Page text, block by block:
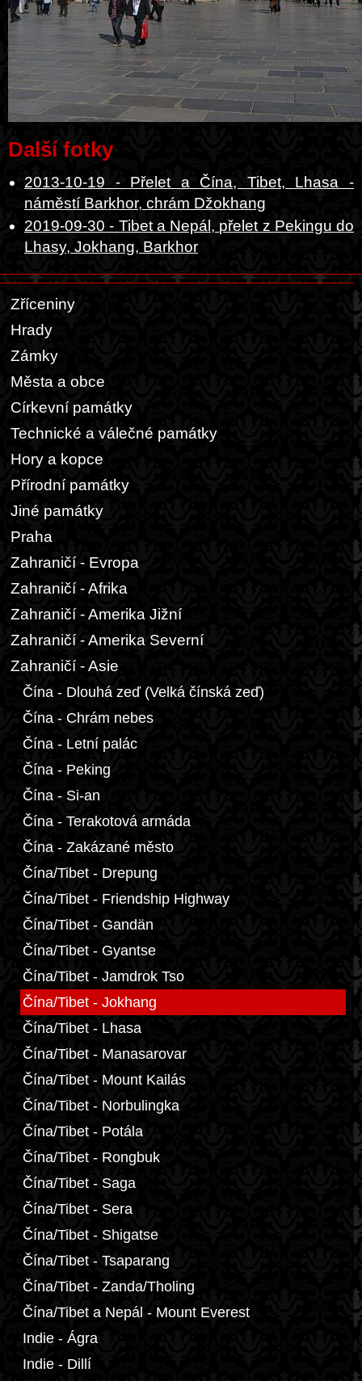
Další fotky
2013-10-19 - Přelet a Čína, Tibet, Lhasa -
náměstí Barkhor, chrám Džokhang
2019-09-30 - Tibet a Nepál, přelet z Pekingu do
Lhasy, Jokhang, Barkhor
Zříceniny
Hrady
Zámky
Města a obce
Církevní památky
Technické a válečné památky
Hory a kopce
Přírodní památky
Jiné památky
Praha
Zahraničí - Evropa
Zahraničí - Afrika
Zahraničí - Amerika Jižní
Zahraničí - Amerika Severní
Zahraničí - Asie
Čína - Dlouhá zeď (Velká čínská zeď)
Čína - Chrám nebes
Čína - Letní palác
Čína - Peking
Čína - Si-an
Čína - Terakotová armáda
Čína - Zakázané město
Čína/Tibet - Drepung
Čína/Tibet - Friendship Highway
Čína/Tibet - Gandän
Čína/Tibet - Gyantse
Čína/Tibet - Jamdrok Tso
Čína/Tibet - Jokhang
Čína/Tibet - Lhasa
Čína/Tibet - Manasarovar
Čína/Tibet - Mount Kailás
Čína/Tibet - Norbulingka
Čína/Tibet - Potála
Čína/Tibet - Rongbuk
Čína/Tibet - Saga
Čína/Tibet - Sera
Čína/Tibet - Shigatse
Čína/Tibet - Tsaparang
Čína/Tibet - Zanda/Tholing
Čína/Tibet a Nepál - Mount Everest
Indie - Ágra
Indie - Dillí